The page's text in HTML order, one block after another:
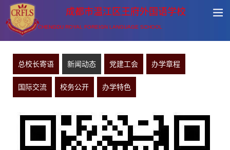
成都市温江区王府外国语学校
CHENGDU ROYAL FOREIGN LANGUAGE SCHOOL
总校长寄语 新闻动态 党建工会 办学章程
国际交流 校务公开 办学特色